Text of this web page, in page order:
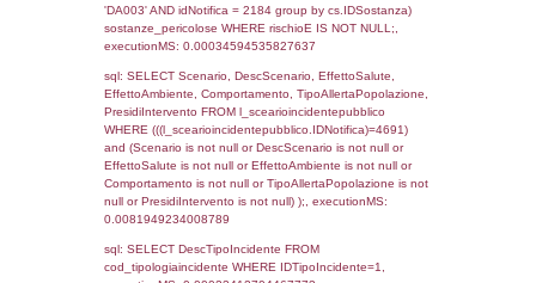
sql: SELECT
reg_f_territori_limitrofi.Denominazione,
_limitrofi.DescAltro FROM
JOIN cod_territori_tipologia ON
(reg_f_territori_limitrofi.IDTipologiaTerritorio =
cod_territori_tipologia.IDTipologiaTerritorio)
(reg_f_territori_limitrofi.IDTipoTerritorio =